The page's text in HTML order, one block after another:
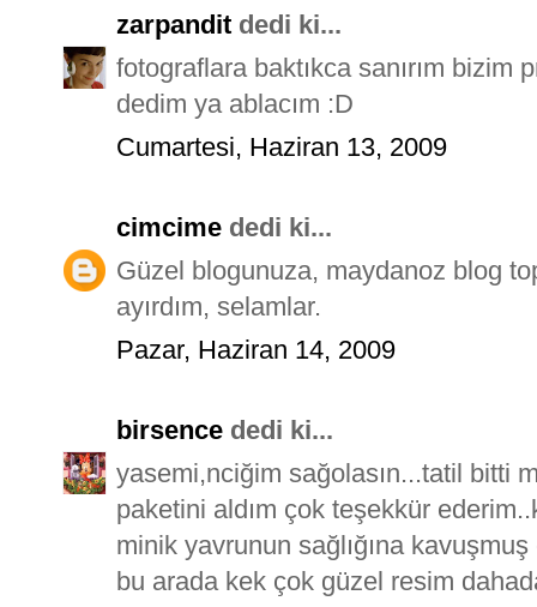
zarpandit dedi ki...
fotograflara baktıkca sanırım bizim
dedim ya ablacım :D
Cumartesi, Haziran 13, 2009
cimcime dedi ki...
Güzel blogunuza, maydanoz blog
ayırdım, selamlar.
Pazar, Haziran 14, 2009
birsence dedi ki...
yasemi,nciğim sağolasın...tatil bitti
paketini aldım çok teşekkür
minik yavrunun sağlığına
bu arada kek çok güzel resim